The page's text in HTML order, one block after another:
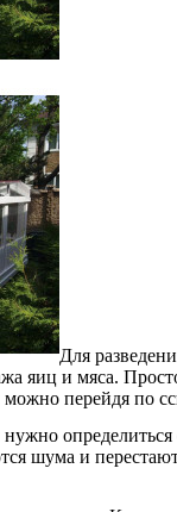
Для
яиц и мяса.
перейдя по
шума и